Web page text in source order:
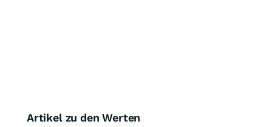
Artikel zu den Werten